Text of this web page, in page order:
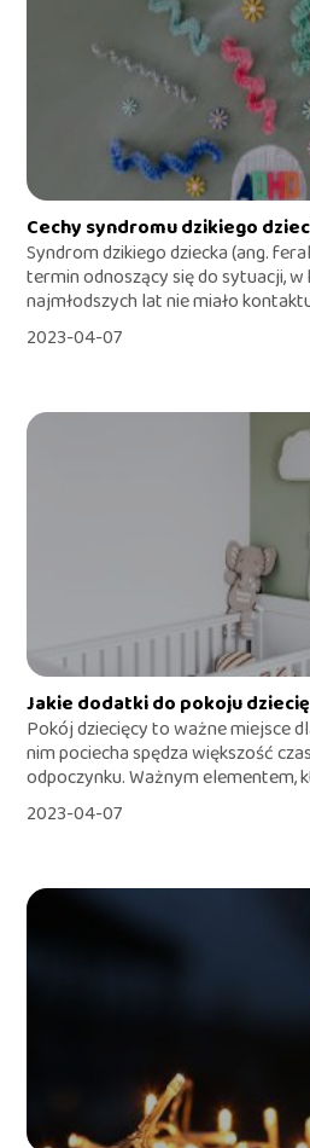
Cechy syndromu dzikiego
Syndrom dzikiego dziecka (ang.
termin odnoszący się do sytuacji,
najmłodszych lat nie miało
2023-04-07
Jakie dodatki do pokoju
Pokój dziecięcy to ważne miejsce
nim pociecha spędza większość
odpoczynku. Ważnym elementem,
2023-04-07